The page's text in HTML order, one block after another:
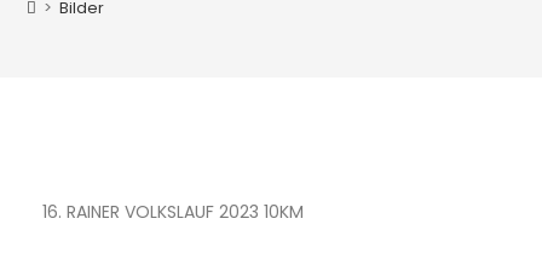
> Bilder
16. RAINER VOLKSLAUF 2023 10KM